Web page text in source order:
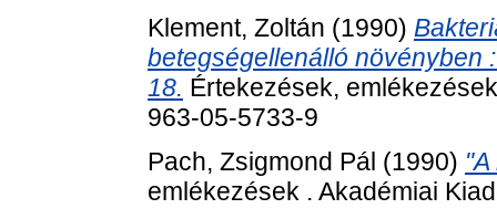
Klement, Zoltán (1990)
betegségellenálló növényben
18. Értekezések,
963-05-5733-9
Pach, Zsigmond Pál (1990)
emlékezések . Akadémiai